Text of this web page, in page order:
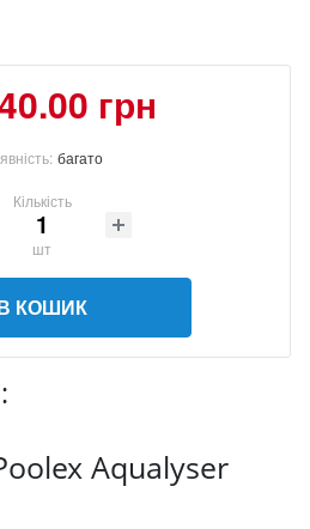
грн
багато
Кількість
шт
КОШИК
Aqualyser